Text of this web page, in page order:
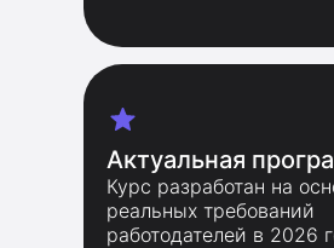
Актуальная
Курс разработан на
реальных требований
работодателей в 2026